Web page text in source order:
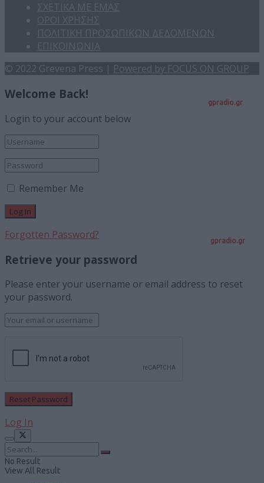
gpradio.gr
ΣΧΕΤΙΚΑ ΜΕ ΕΜΑΣ
ΟΡΟΙ ΧΡΗΣΗΣ
ΠΟΛΙΤΙΚΗ ΠΡΟΣΩΠΙΚΩΝ ΔΕΔΟΜΕΝΩΝ
ΕΠΙΚΟΙΝΩΝΙΑ
© 2022 Grevena Press | Powered by FOCUS ON GROUP
Welcome Back!
Login to your account below
Remember Me
Forgotten Password?
Retrieve your password
Please enter your username or email address to reset
your password.
Log In
No Result
View All Result
gpradio.gr